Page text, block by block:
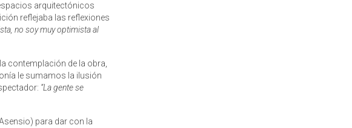
arquitectónicos
reflejaba las reflexiones
no soy muy optimista al
contemplación de la obra,
le sumamos la ilusión
“La gente se
para dar con la